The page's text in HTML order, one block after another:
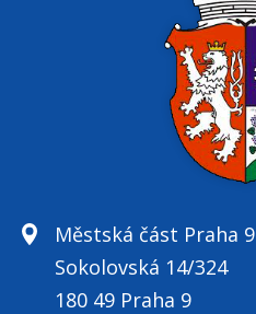
Městská část Praha 9
Sokolovská 14/324
180 49 Praha 9